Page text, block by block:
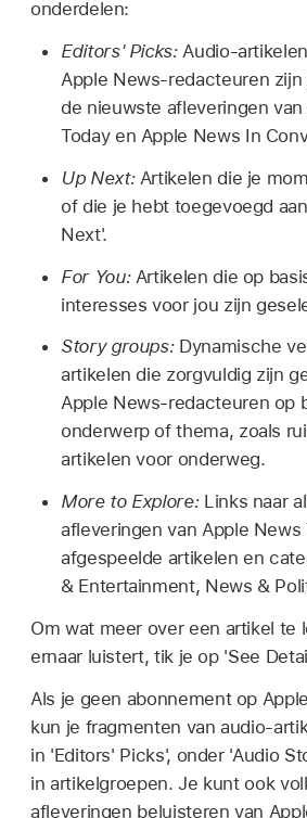
onderdelen:
Editors' Picks:Audio-
Apple News-redacteuren
de nieuwste afleveringen
Today en Apple News In
Up Next: Artikelen die je
of die je hebt toegevoegd
Next'.
For You: Artikelen die op
interesses voor jou zijn
Story groups: Dynamische
artikelen die zorgvuldig zijn
Apple News-redacteuren op
onderwerp of thema, zoals
artikelen voor onderweg.
More to Explore: Links naar
afleveringen van Apple News
afgespeelde artikelen en
& Entertainment, News &
Om wat meer over een artikel te
ernaar luistert, tik je op 'See
Als je geen abonnement op
kun je fragmenten van audio-
in 'Editors' Picks', onder 'Audio
in artikelgroepen. Je kunt ook
afleveringen beluisteren van